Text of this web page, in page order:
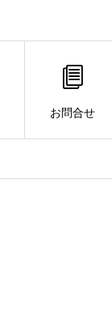
お問合せ